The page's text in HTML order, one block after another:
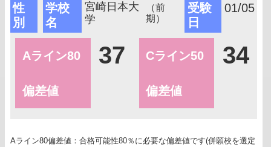
性
別
学校
名
宮崎日本大
学
（前
期）
受験
日
01/05
Aライン80
偏差値
37 Cライン50
偏差値
34
Aライン80偏差値：合格可能性80％に必要な偏差値です(併願校を選定